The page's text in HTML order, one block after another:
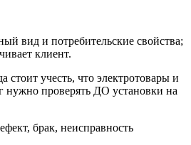
вид и потребительские свойства;
клиент.
стоит учесть, что электротовары и
нужно проверять ДО установки на
брак, неисправность